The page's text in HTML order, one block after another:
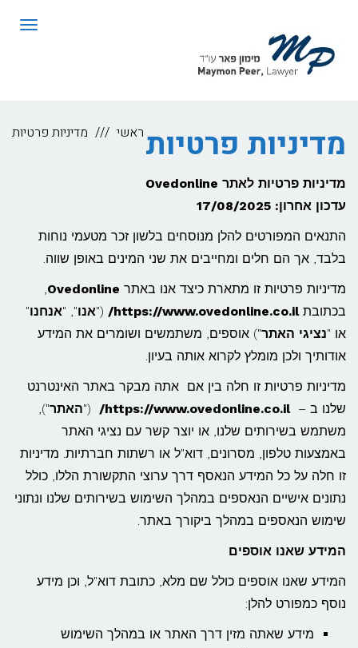
ראשי מדיניות פרטיות מדיניות פרטיות
מדיניות פרטיות לאתר Ovedonline
עדכון אחרון: 17/08/2025
התנאים המפורטים להלן מנוסחים בלשון זכר מטעמי נוחות
בלבד, אך הם חלים ומחייבים את שני המינים באופן שווה.
מדיניות פרטיות זו מתארת כיצד אנו באתר Ovedonline
,
בכתובת https://www.ovedonline.co.il/
("אנו", "אנחנו"
או "נציגי האתר") אוספים, משתמשים ושומרים את המידע
אודותיך ולכן מומלץ לקרוא אותה בעיון.
מדיניות פרטיות זו חלה בין אם אתה מבקר באתר האינטרנט
שלנו ב –https://www.ovedonline.co.il/
("האתר"),
משתמש בשירותים שלנו, או יוצר קשר עם נציגי האתר
באמצעות טלפון, מסרונים, דוא"ל או רשתות חברתיות. מדיניות
זו חלה על כל המידע הנאסף דרך ערוצי התקשורת הללו, כולל
נתונים אישיים הנאספים במהלך השימוש בשירותים שלנו ונתוני
שימוש הנאספים במהלך ביקורך באתר.
המידע שאנו אוספים
המידע שאנו אוספים כולל שם מלא, כתובת דוא"ל, וכן מידע
נוסף כמפורט להלן:
מידע שאתה מזין דרך האתר או במהלך השימוש